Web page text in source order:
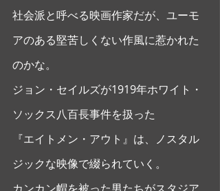
社会派と呼べる映画作家だが、ユーモ
アのある堅苦しくない作風に惹かれた
のかな。
ジョン・セイルズが1919年ホワイト・
ソックス八百長事件を扱った
『エイトメン・アウト』は、ノスタル
ジックな映像で綴られていく。